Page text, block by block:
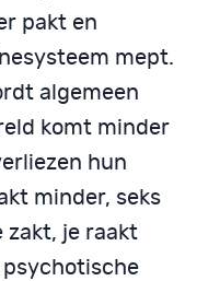
pakt en
mept.
algemeen
komt minder
hun
minder, seks
zakt, je raakt
psychotische